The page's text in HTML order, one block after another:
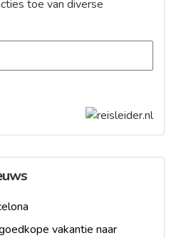
toe van diverse
vakantie naar